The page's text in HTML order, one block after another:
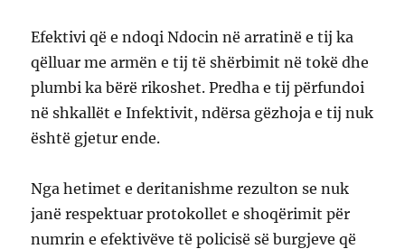
Efektivi që e ndoqi Ndocin në arratinë e tij ka
qëlluar me armën e tij të shërbimit në tokë dhe
plumbi ka bërë rikoshet. Predha e tij përfundoi
në shkallët e Infektivit, ndërsa gëzhoja e tij nuk
është gjetur ende.
Nga hetimet e deritanishme rezulton se nuk
janë respektuar protokollet e shoqërimit për
numrin e efektivëve të policisë së burgjeve që